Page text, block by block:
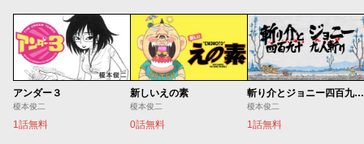
アンダー３
榎本俊二
1話無料
新しいえの素
榎本俊二
0話無料
斬り介とジョニー四百九十九人斬り
榎本俊二
1話無料